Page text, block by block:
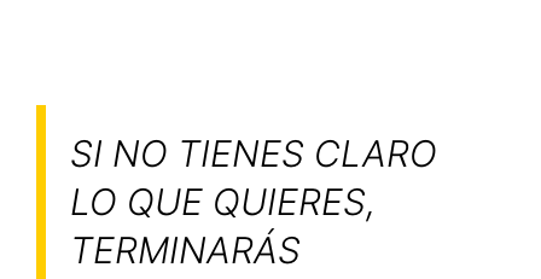
SI NO TIENES CLARO
LO QUE QUIERES,
TERMINARÁS